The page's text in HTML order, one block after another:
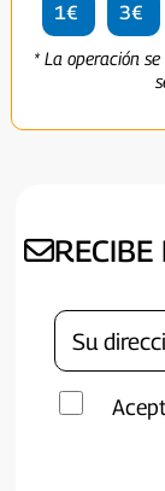
1€ 3€
* La operación
RECIBE